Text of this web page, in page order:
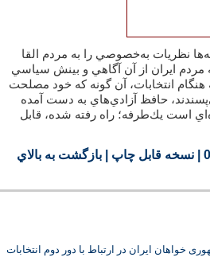
نظريات به‌خصوصي را به مردم القا
مردم ايران از آن آگاهي و بينش سياسي
هنگام انتخابات، آن گونه كه خود مصلحت
حافظ آزادي‌هاي به دست آمده
است يك‌طرفه؛ راه رفته شده، قابل
نسخه قابل چاپ بازگشت به بالاي
خواهان ايران در ارتباط با دور دوم انتخابات